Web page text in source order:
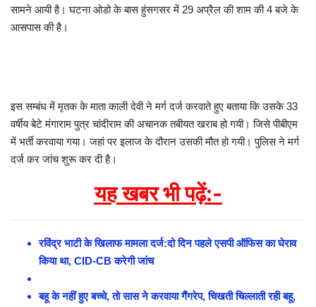
सामने आयी है। घटना ओडो के बास हुंसगसर में 29 अप्रैल की शाम की 4 बजे के
आसपास की है।
इस सम्बंध में मृतक के माता काली देवी ने मर्ग दर्ज करवाते हुए बताया कि उसके 33
वर्षीय बेटे मंगाराम पुत्र चांदीराम की अचानक तबीयत खराब हो गयी। जिसे पीबीएम
में भर्ती करवाया गया। जहां पर इलाज के दौरान उसकी मौत हो गयी। पुलिस ने मर्ग
दर्ज कर जांच शुरू कर दी है।
यह खबर भी पढ़ें:-
रविंद्र भाटी के खिलाफ मामला दर्ज:दो दिन पहले एसपी ऑफिस का घेराव
किया था, CID-CB करेगी जांच
बहू के नहीं हुए बच्चे, तो सास ने करवाया गैंगरेप, चिखती चिल्लाती रही बहू,